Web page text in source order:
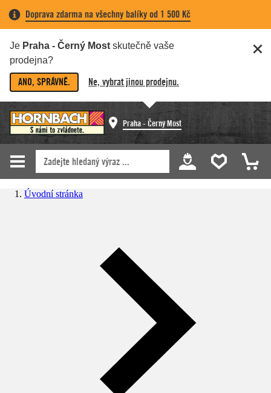
Doprava zdarma na všechny balíky od 1 500 Kč
Je Praha - Černý Most skutečně vaše
prodejna?
ANO, SPRÁVNĚ. Ne, vybrat jinou prodejnu.
Praha - Černý Most
Úvodní stránka